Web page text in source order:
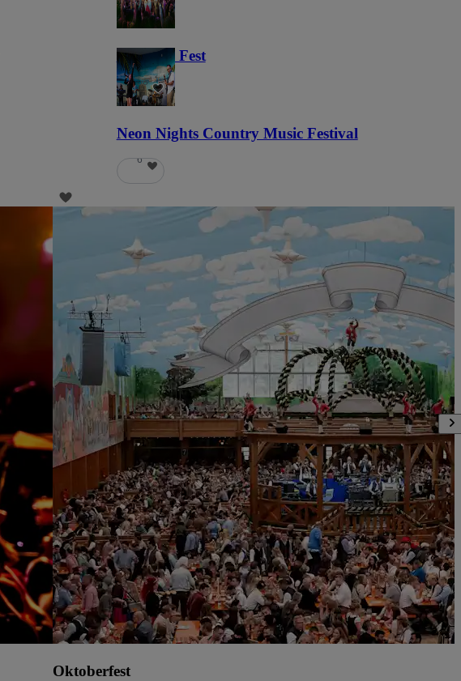
Haunted Fest
58
Neon Nights Country Music Festival
6
Oktoberfest